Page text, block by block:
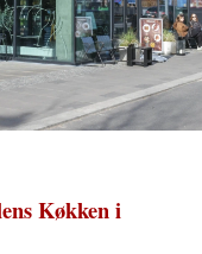
Køkken i